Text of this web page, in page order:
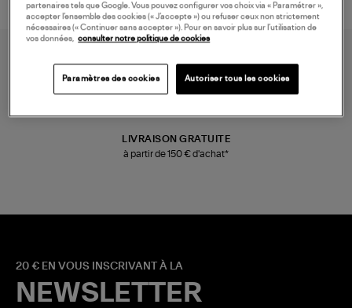
LIVRAISON GRATUITE
à partir de 150 € d'achat*
20 € EN VOUS INSCRIVANT À LA
NEWSLETTER
partenaires tels que Google. Vous pouvez configurer vos choix via « Paramétrer »,
accepter l’ensemble des cookies (« J’accepte ») ou refuser ceux non strictement
nécessaires (« Continuer sans accepter »). Pour en savoir plus sur l’utilisation de
vos données, consulter notre politique de cookies
Paramètres des cookies Autoriser tous les cookies